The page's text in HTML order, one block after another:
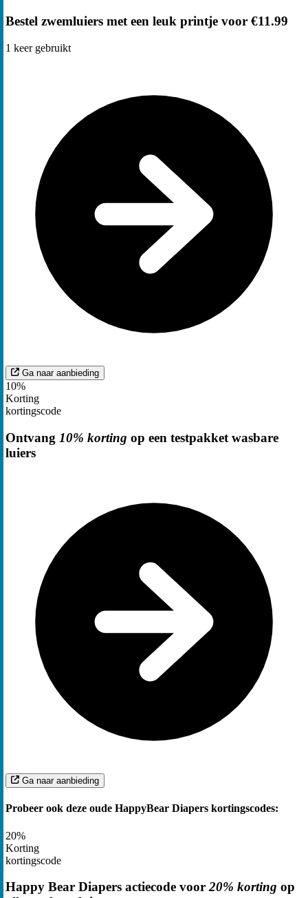
Bestel zwemluiers met een leuk printje voor €11.99
1 keer gebruikt
Ga naar aanbieding
10%
Korting
kortingscode
Ontvang 10% korting op een testpakket wasbare
luiers
Ga naar aanbieding
Probeer ook deze oude HappyBear Diapers kortingscodes:
20%
Korting
kortingscode
Happy Bear Diapers actiecode voor20% korting op